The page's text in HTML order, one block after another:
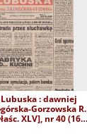
: dawniej
Gorzowska R.
XLV], nr 40 (16